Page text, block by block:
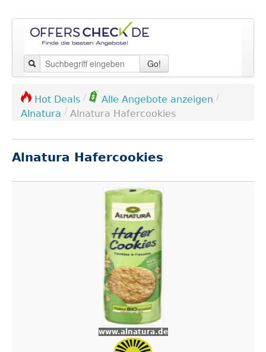
Go!
Hot Deals / Alle Angebote anzeigen /
Alnatura / Alnatura Hafercookies
Alnatura Hafercookies
www.alnatura.de